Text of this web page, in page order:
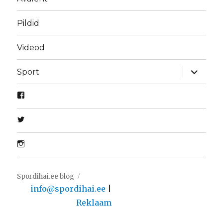
Pildid
Videod
Sport
laienda
Spordihai.ee blog
info@spordihai.ee
Reklaam